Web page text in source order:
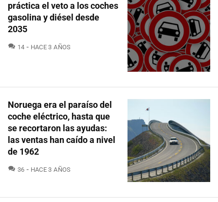
práctica el veto a los coches
gasolina y diésel desde
2035
14 COMENTARIOS
HACE 3 AÑOS
Noruega era el paraíso del
coche eléctrico, hasta que
se recortaron las ayudas:
las ventas han caído a nivel
de 1962
36 COMENTARIOS
HACE 3 AÑOS